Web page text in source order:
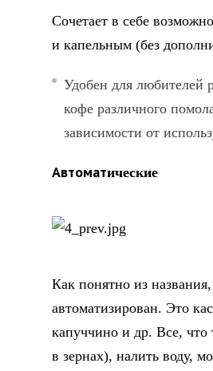
Сочетает в себе
и капельным (без
Удобен для любителей
кофе различного
зависимости от
Автоматические
Как понятно из
автоматизирован. Это
капуччино и др. Все, что
в зернах), налить воду,